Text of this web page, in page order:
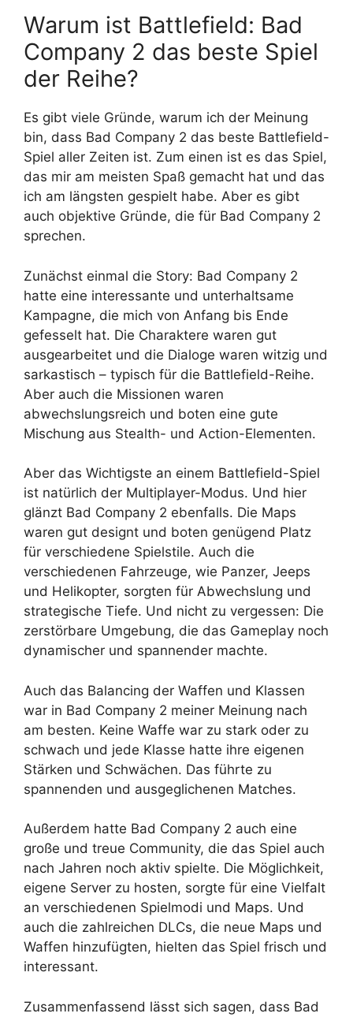
Warum ist Battlefield: Bad
Company 2 das beste Spiel
der Reihe?
Es gibt viele Gründe, warum ich der Meinung
bin, dass Bad Company 2 das beste Battlefield-
Spiel aller Zeiten ist. Zum einen ist es das Spiel,
das mir am meisten Spaß gemacht hat und das
ich am längsten gespielt habe. Aber es gibt
auch objektive Gründe, die für Bad Company 2
sprechen.
Zunächst einmal die Story: Bad Company 2
hatte eine interessante und unterhaltsame
Kampagne, die mich von Anfang bis Ende
gefesselt hat. Die Charaktere waren gut
ausgearbeitet und die Dialoge waren witzig und
sarkastisch – typisch für die Battlefield-Reihe.
Aber auch die Missionen waren
abwechslungsreich und boten eine gute
Mischung aus Stealth- und Action-Elementen.
Aber das Wichtigste an einem Battlefield-Spiel
ist natürlich der Multiplayer-Modus. Und hier
glänzt Bad Company 2 ebenfalls. Die Maps
waren gut designt und boten genügend Platz
für verschiedene Spielstile. Auch die
verschiedenen Fahrzeuge, wie Panzer, Jeeps
und Helikopter, sorgten für Abwechslung und
strategische Tiefe. Und nicht zu vergessen: Die
zerstörbare Umgebung, die das Gameplay noch
dynamischer und spannender machte.
Auch das Balancing der Waffen und Klassen
war in Bad Company 2 meiner Meinung nach
am besten. Keine Waffe war zu stark oder zu
schwach und jede Klasse hatte ihre eigenen
Stärken und Schwächen. Das führte zu
spannenden und ausgeglichenen Matches.
Außerdem hatte Bad Company 2 auch eine
große und treue Community, die das Spiel auch
nach Jahren noch aktiv spielte. Die Möglichkeit,
eigene Server zu hosten, sorgte für eine Vielfalt
an verschiedenen Spielmodi und Maps. Und
auch die zahlreichen DLCs, die neue Maps und
Waffen hinzufügten, hielten das Spiel frisch und
interessant.
Zusammenfassend lässt sich sagen, dass Bad